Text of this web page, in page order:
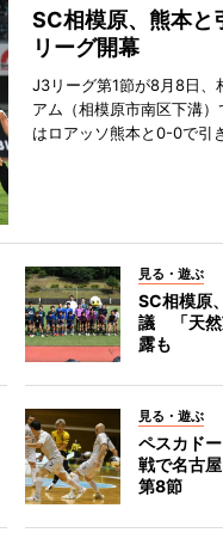
SC相模原、熊本
リーグ開幕
J3リーグ第1節が8月8日、
アム（相模原市南区下溝
はロアッソ熊本と0-0で引
見る・遊ぶ
SC相模原
議 「天然
露も
見る・遊ぶ
ペスカド
戦で名古
第8節